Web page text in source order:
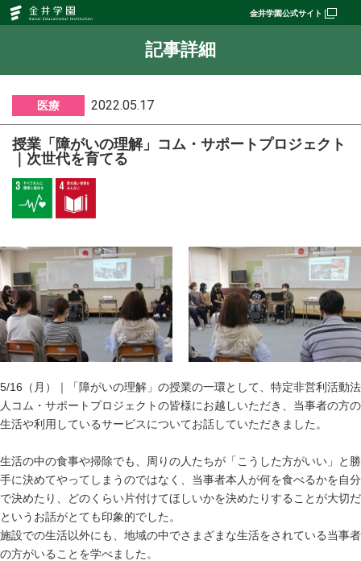
授
業
「障
理
世
代
を
育
て
る
｜
SDGs
｜
金
園
金井学園公式サイト
記事詳細
医療 2022.05.17
授業「障がいの理解」コム・サポートプロジェクト
｜次世代を育てる
5/16（月）｜「障がいの理解」の授業の一環として、特定非営利活動法
人コム・サポートプロジェクトの皆様にお越しいただき、当事者の方の
生活や利用しているサービスについてお話していただきました。
生活の中の食事や掃除でも、周りの人たちが「こうした方がいい」と勝
手に決めてやってしまうのではなく、当事者本人が何を食べるかを自分
で決めたり、どのくらい片付けてほしいかを決めたりすることが大切だ
というお話がとても印象的でした。
施設での生活以外にも、地域の中でさまざまな生活をされている当事者
の方がいることを学べました。